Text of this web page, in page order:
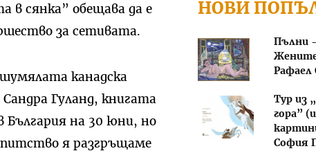
в сянка” обещава да е
за сетивата.
канадска
Сандра Гуланд, книгата
България на 30 юни, но
я разгръщаме
НОВИ
Пълни
Рафаел
Тур из
гора”
София